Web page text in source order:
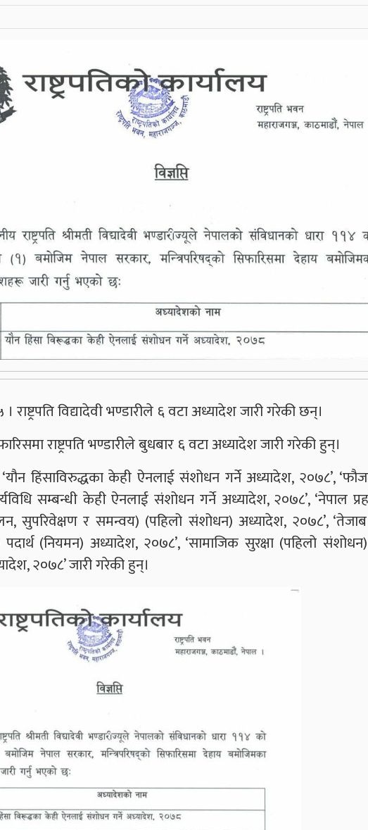
राष्ट्रपति विद्यादेवी भण्डारीले ६ वटा अध्यादेश जारी गरेकी छन्।
राष्ट्रपति भण्डारीले बुधबार ६ वटा अध्यादेश जारी गरेकी हुन्।
‘यौन हिंसाविरुद्धका केही ऐनलाई संशोधन गर्ने अध्यादेश, २०७८’,
सम्बन्धी केही ऐनलाई संशोधन गर्ने अध्यादेश, २०७८’, ‘नेपाल
सुपरिवेक्षण र समन्वय) (पहिलो संशोधन) अध्यादेश, २०७८’,
(नियमन) अध्यादेश, २०७८’, ‘सामाजिक सुरक्षा (पहिलो
२०७८’ जारी गरेकी हुन्।